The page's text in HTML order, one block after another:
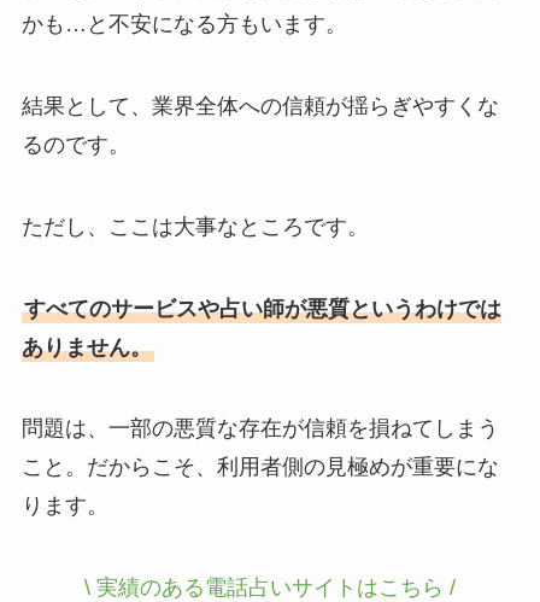
かも…と不安になる方もいます。
結果として、業界全体への信頼が揺らぎやすくな
るのです。
ただし、ここは大事なところです。
すべてのサービスや占い師が悪質というわけでは
ありません。
問題は、一部の悪質な存在が信頼を損ねてしまう
こと。だからこそ、利用者側の見極めが重要にな
ります。
\ 実績のある電話占いサイトはこちら /